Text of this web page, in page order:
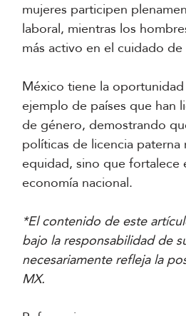
mujeres participen
laboral, mientras los
más activo en el cuidado de
México tiene la
ejemplo de países que han
de género, demostrando
políticas de licencia
equidad, sino que fortalece
economía nacional.
*El contenido de este
bajo la responsabilidad de
necesariamente refleja la
MX.